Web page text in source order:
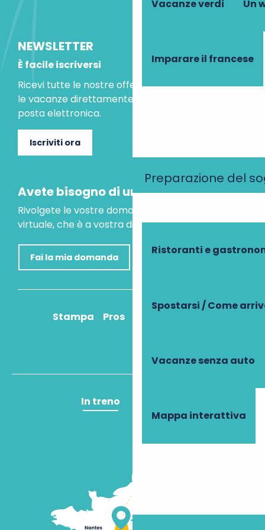
Vacanze verdi Un
Imparare il francese
Preparazione del
Ristoranti e
Spostarsi / Come
Vacanze senza auto
Mappa interattiva
NEWSLETTER
È facile iscriversi
Ricevi tutte le nostre offerte speciali e le idee per
le vacanze direttamente nella tua casella di
posta elettronica.
Iscriviti ora
Avete bisogno di un consiglio?
Rivolgete le vostre domande al nostro assistente
virtuale, che è a vostra disposizione per aiutarvi.
Fai la mia domanda
Stampa Pros
In treno